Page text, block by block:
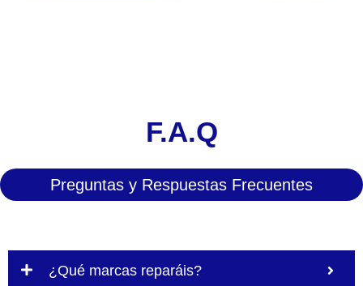
F.A.Q
Preguntas y Respuestas Frecuentes
¿Qué marcas reparáis?